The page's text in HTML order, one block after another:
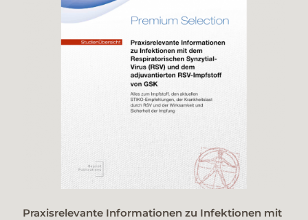
Praxisrelevante Informationen zu Infektionen mit